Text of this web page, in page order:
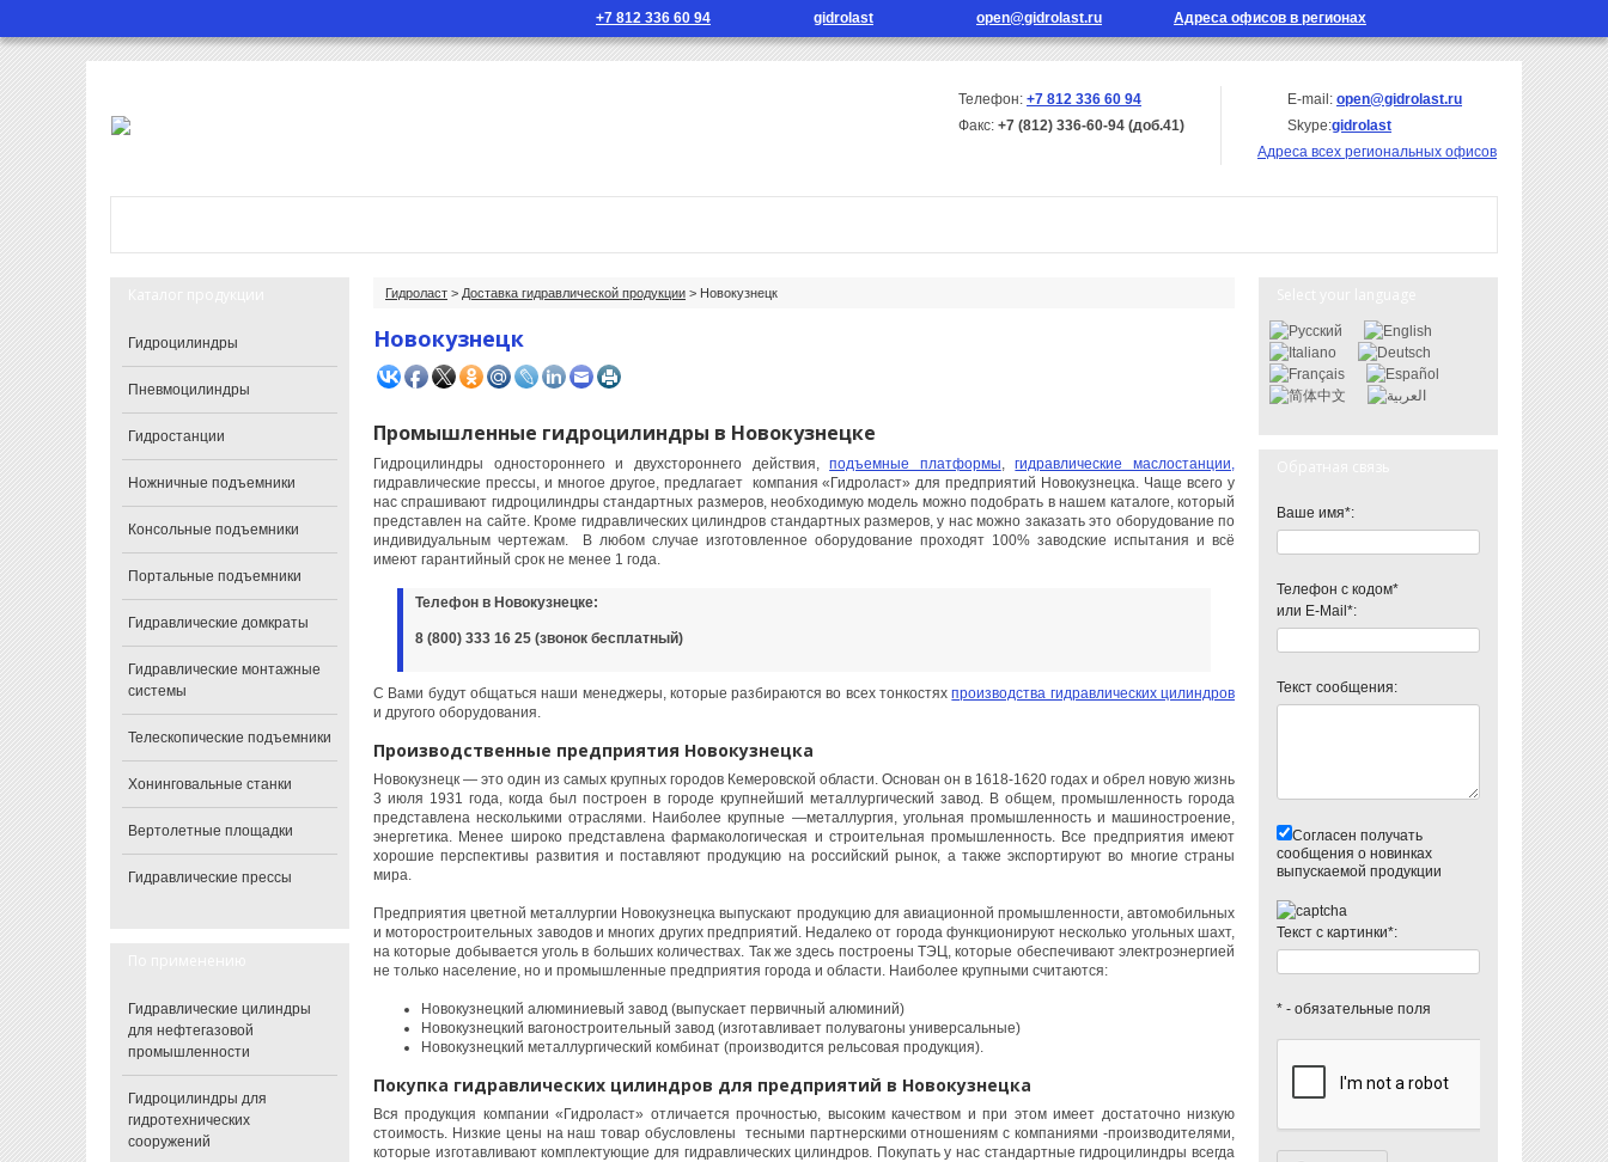
+7 812 336 60 94 gidrolast open@gidrolast.ru Адреса офисов в регионах
Телефон: +7 812 336 60 94 E-mail: open@gidrolast.ru
Факс: +7 (812) 336-60-94 (доб.41) Skype:gidrolast
Адреса всех региональных офисов
Гидроласт > Доставка гидравлической продукции > Новокузнецк
Новокузнецк
Промышленные гидроцилиндры в Новокузнецке
Гидроцилиндры одностороннего и двухстороннего действия,подъемные платформы,гидравлические маслостанции,
гидравлические прессы, и многое другое, предлагает компания «Гидроласт» для предприятий Новокузнецка. Чаще всего у
нас спрашивают гидроцилиндры стандартных размеров, необходимую модель можно подобрать в нашем каталоге, который
представлен на сайте. Кроме гидравлических цилиндров стандартных размеров, у нас можно заказать это оборудование по
индивидуальным чертежам. В любом случае изготовленное оборудование проходят 100% заводские испытания и всё
имеют гарантийный срок не менее 1 года.
Телефон в Новокузнецке:
8 (800) 333 16 25 (звонок бесплатный)
С Вами будут общаться наши менеджеры, которые разбираются во всех тонкостяхпроизводства гидравлических цилиндров
и другого оборудования.
Производственные предприятия Новокузнецка
Новокузнецк — это один из самых крупных городов Кемеровской области. Основан он в 1618-1620 годах и обрел новую жизнь
3 июля 1931 года, когда был построен в городе крупнейший металлургический завод. В общем, промышленность города
представлена несколькими отраслями. Наиболее крупные —металлургия, угольная промышленность и машиностроение,
энергетика. Менее широко представлена фармакологическая и строительная промышленность. Все предприятия имеют
хорошие перспективы развития и поставляют продукцию на российский рынок, а также экспортируют во многие страны
мира.
Предприятия цветной металлургии Новокузнецка выпускают продукцию для авиационной промышленности, автомобильных
и моторостроительных заводов и многих других предприятий. Недалеко от города функционируют несколько угольных шахт,
на которые добывается уголь в больших количествах. Так же здесь построены ТЭЦ, которые обеспечивают электроэнергией
не только население, но и промышленные предприятия города и области. Наиболее крупными считаются:
Новокузнецкий алюминиевый завод (выпускает первичный алюминий)
Новокузнецкий вагоностроительный завод (изготавливает полувагоны универсальные)
Новокузнецкий металлургический комбинат (производится рельсовая продукция).
Покупка гидравлических цилиндров для предприятий в Новокузнецка
Вся продукция компании «Гидроласт» отличается прочностью, высоким качеством и при этом имеет достаточно низкую
стоимость. Низкие цены на наш товар обусловлены тесными партнерскими отношениям с компаниями -производителями,
которые изготавливают комплектующие для гидравлических цилиндров. Покупать у нас стандартные гидроцилиндры всегда
Гидроцилиндры
Пневмоцилиндры
Гидростанции
Ножничные подъемники
Консольные подъемники
Портальные подъемники
Гидравлические домкраты
Гидравлические монтажные
системы
Телескопические подъемники
Хонинговальные станки
Вертолетные площадки
Гидравлические прессы
Гидравлические цилиндры
для нефтегазовой
промышленности
Гидроцилиндры для
гидротехнических
сооружений
Ваше имя*:
Телефон с кодом*
или E-Mail*:
Текст сообщения:
Согласен получать
сообщения о новинках
выпускаемой продукции
Текст с картинки*:
* - обязательные поля